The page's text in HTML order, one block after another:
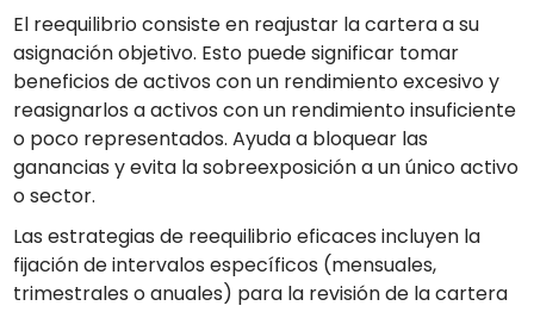
El reequilibrio consiste en reajustar la cartera a su
asignación objetivo. Esto puede significar tomar
beneficios de activos con un rendimiento excesivo y
reasignarlos a activos con un rendimiento insuficiente
o poco representados. Ayuda a bloquear las
ganancias y evita la sobreexposición a un único activo
o sector.
Las estrategias de reequilibrio eficaces incluyen la
fijación de intervalos específicos (mensuales,
trimestrales o anuales) para la revisión de la cartera